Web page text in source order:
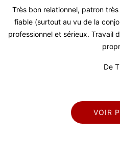
relationnel, patron très actif et à
au vu de la conjoncture
et sérieux. Travail de bonne
VOIR